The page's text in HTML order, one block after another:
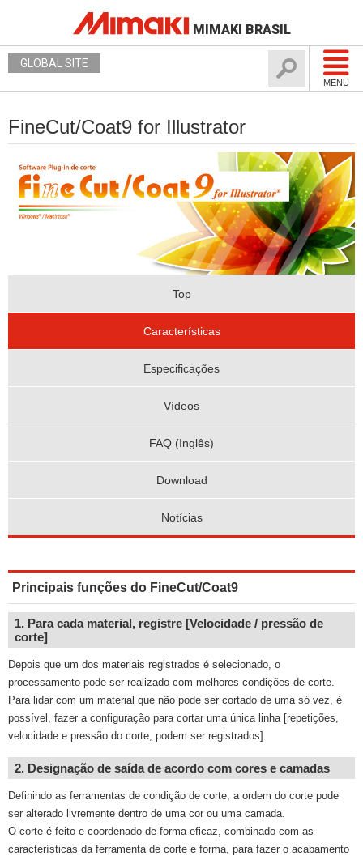
MIMAKI BRASIL
MENU
GLOBAL SITE
FineCut/Coat9 for Illustrator
Top
Características
Especificações
Vídeos
FAQ (Inglês)
Download
Notícias
Principais funções do FineCut/Coat9
1. Para cada material, registre [Velocidade / pressão de
corte]
Depois que um dos materiais registrados é selecionado, o
processamento pode ser realizado com melhores condições de corte.
Para lidar com um material que não pode ser cortado de uma só vez, é
possível, fazer a configuração para cortar uma única linha [repetições,
velocidade e pressão do corte, podem ser registrados].
2. Designação de saída de acordo com cores e camadas
Definindo as ferramentas de condição de corte, a ordem do corte pode
ser alterado livremente dentro de uma cor ou uma camada.
O corte é feito e coordenado de forma eficaz, combinado com as
características da ferramenta de corte e forma, para fazer o acabamento